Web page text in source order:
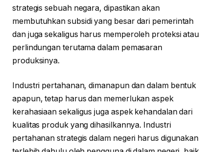
strategis sebuah negara, dipastikan akan
membutuhkan subsidi yang besar dari pemerintah
dan juga sekaligus harus memperoleh proteksi atau
perlindungan terutama dalam pemasaran
produksinya.
Industri pertahanan, dimanapun dan dalam bentuk
apapun, tetap harus dan memerlukan aspek
kerahasiaan sekaligus juga aspek kehandalan dari
kualitas produk yang dihasilkannya. Industri
pertahanan strategis dalam negeri harus digunakan